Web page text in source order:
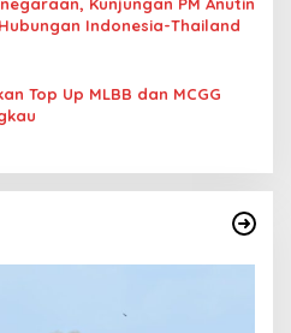
Kunjungan PM Anutin
Indonesia-Thailand
Top Up MLBB dan MCGG